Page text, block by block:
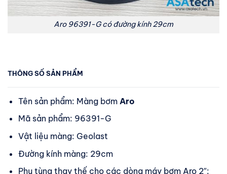
Aro 96391-G có đường kính 29cm
THÔNG SỐ SẢN PHẨM
Tên sản phẩm: Màng bơm Aro
Mã sản phẩm: 96391-G
Vật liệu màng: Geolast
Đường kính màng: 29cm
Phụ tùng thay thế cho các dòng máy bơm Aro 2″: